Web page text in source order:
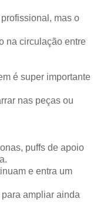
mas o
na circulação entre
é super importante
nas peças ou
puffs de apoio
e entra um
ampliar ainda